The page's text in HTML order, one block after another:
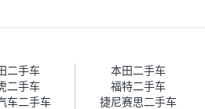
帮我谈价。自营车我讲过价，最
后是通过花一块钱买优惠券的方
式，便宜了800块钱成交。”
二手车
本田二手车
二手车
福特二手车
车二手车
捷尼赛思二手车